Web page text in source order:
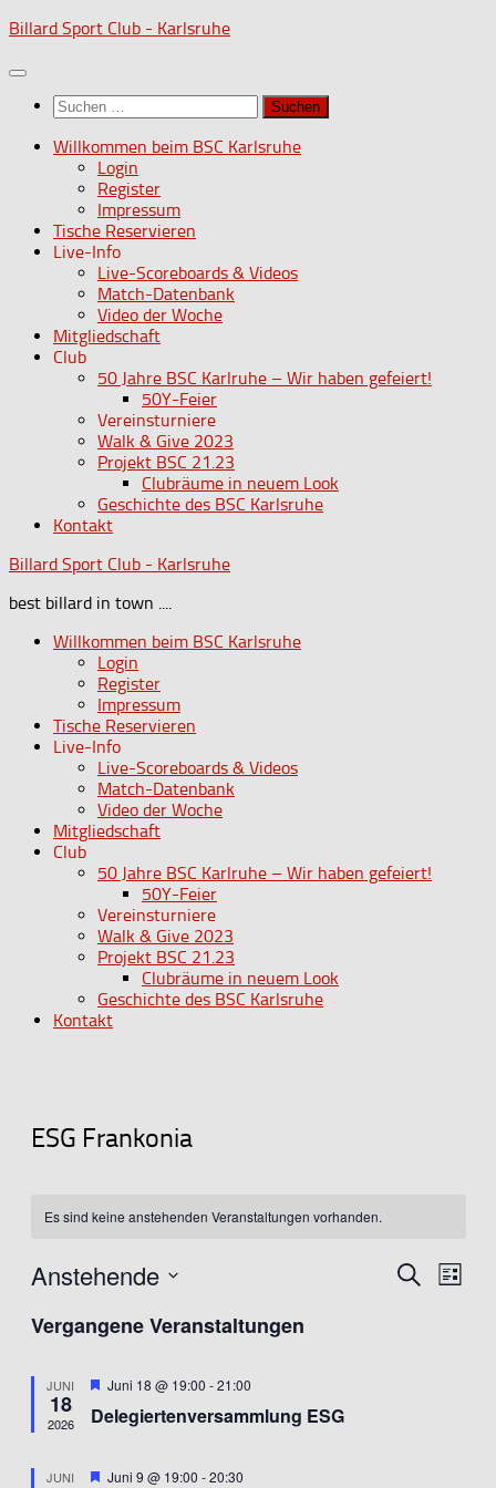
Zum
springen
Billard Sport Club - Karlsruhe
Suchen
nach:
Willkommen beim BSC Karlsruhe
Login
Register
Impressum
Tische Reservieren
Live-Info
Live-Scoreboards & Videos
Match-Datenbank
Video der Woche
Mitgliedschaft
Club
50 Jahre BSC Karlruhe – Wir haben gefeiert!
50Y-Feier
Vereinsturniere
Walk & Give 2023
Projekt BSC 21.23
Clubräume in neuem Look
Geschichte des BSC Karlsruhe
Kontakt
Billard Sport Club - Karlsruhe
best billard in town ....
Willkommen beim BSC Karlsruhe
Login
Register
Impressum
Tische Reservieren
Live-Info
Live-Scoreboards & Videos
Match-Datenbank
Video der Woche
Mitgliedschaft
Club
50 Jahre BSC Karlruhe – Wir haben gefeiert!
50Y-Feier
Vereinsturniere
Walk & Give 2023
Projekt BSC 21.23
Clubräume in neuem Look
Geschichte des BSC Karlsruhe
Kontakt
ESG Frankonia
Es sind keine anstehenden Veranstaltungen vorhanden.
Suche
Liste
Anstehende
wählen.
Vergangene Veranstaltungen
JUNI
18
2026
Hervorgehoben
Juni 18 @ 19:00 -21:00
Delegiertenversammlung ESG
JUNI Hervorgehoben
Juni 9 @ 19:00 -20:30